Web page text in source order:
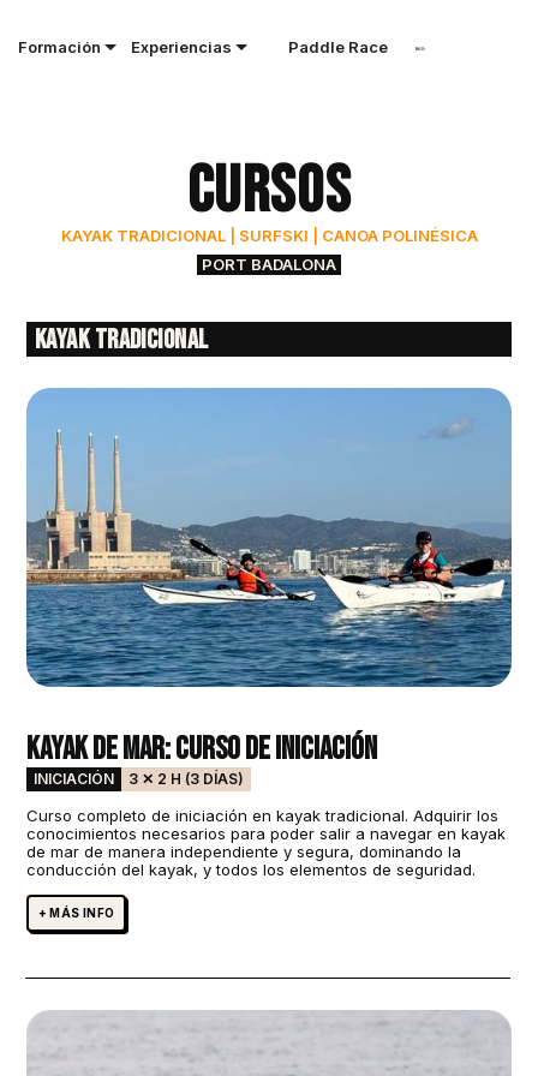
Formación Experiencias Paddle Race
Cursos
KAYAK TRADICIONAL | SURFSKI | CANOA POLINÉSICA
PORT BADALONA
Kayak tradicional
Kayak de Mar: Curso de Iniciación
INICIACIÓN 3 ✕ 2 H (3 DÍAS)
Curso completo de iniciación en kayak tradicional. Adquirir los
conocimientos necesarios para poder salir a navegar en kayak
de mar de manera independiente y segura, dominando la
conducción del kayak, y todos los elementos de seguridad.
+ MÁS INFO